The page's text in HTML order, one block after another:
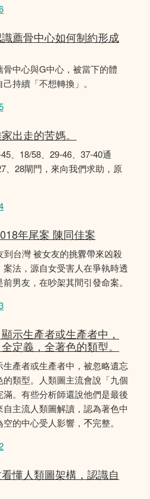
薦骨中心如何制約形成
骨中心與G中心，被當下的體
持續「不想轉換」。
出走的苦媽。
、18/58、29-46、37-40通
、28閘門，來向我們求助，原
年尾案 陳同佳案
到台灣 被女友的挑釁帶來凶殺
法，源自女受害人在爭執時透
男友，在吵架其間引發命案。
示生產者或生產者中，
定義，全著色的類型。
產者或生產者中，被忽略遺忘
類型。人類圖主流會說「九個
。有些分析師還說他們是最後
主流人類圖解讀，認為著色中
的中心受人影響，𣎴完整。
懂人類圖架構，認識自